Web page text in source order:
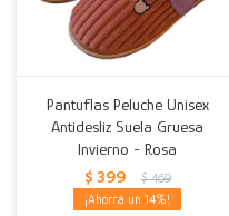
Pantuflas Peluche Unisex
Antidesliz Suela Gruesa
Invierno - Rosa
$ 399 $ 469
14